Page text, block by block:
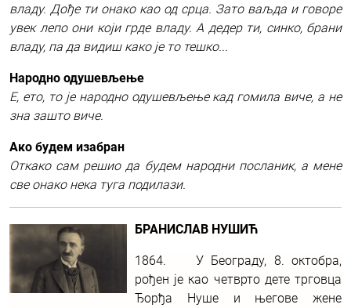
владу. Дође ти онако као од срца. Зато ваљда и говоре
увек лепо они који грде владу. А дедер ти, синко, брани
владу, па да видиш како је то тешко...
Народно одушевљење
Е, ето, то је народно одушевљење кад гомила виче, а не
зна зашто виче.
Ако будем изабран
Откако сам решио да будем народни посланик, а мене
све онако нека туга подилази.
БРАНИСЛАВ НУШИЋ
1864. У Београду, 8. октобра,
рођен је као четврто дете трговца
Ђорђа Нуше и његове жене